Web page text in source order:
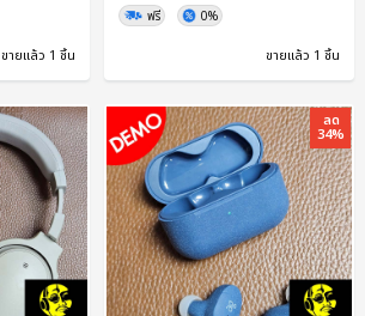
ขายแล้ว 1 ชิ้น
ฟรี 0%
ขายแล้ว 1 ชิ้น
ลด
34%